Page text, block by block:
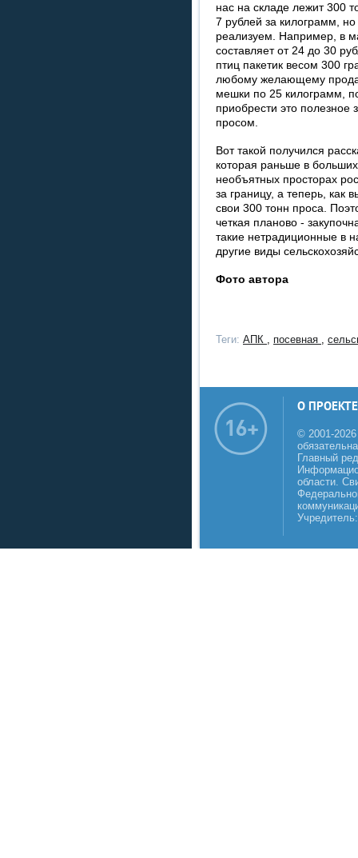
нас на складе лежит 300
7 рублей за килограмм,
реализуем. Например, в
составляет от 24 до 30
птиц пакетик весом 300
любому желающему
мешки по 25 килограмм,
приобрести это
просом.
Вот такой получился
которая раньше в
необъятных просторах
за границу, а теперь, как
свои 300 тонн проса.
четкая планово -
такие нетрадиционные в
другие виды
Фото автора
Теги: АПК , посевная ,
О ПРОЕКТЕ
© 2001-
Главный
области.